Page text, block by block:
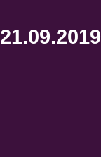
21.09.2019